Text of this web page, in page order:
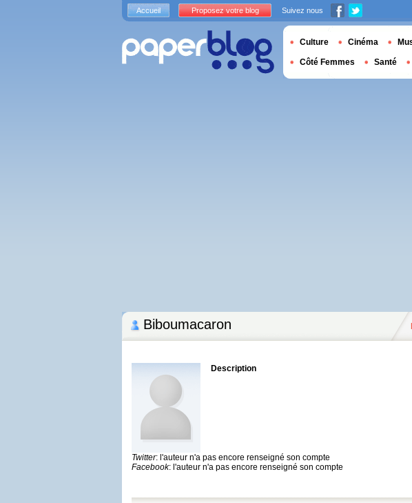
Biboumacaron
Description
Twitter: l'auteur n'a pas encore renseigné son compte
Facebook: l'auteur n'a pas encore renseigné son compte
Accueil Proposez votre blog Suivez nous
Culture Cinéma
Côté Femmes Santé